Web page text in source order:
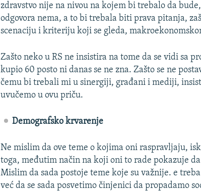
zdravstvo nije na nivou na kojem bi trebalo da
odgovora nema, a to bi trebala biti prava pitanja,
scenaciju i kriteriju koji se gleda,
Zašto neko u RS ne insistira na tome da se vidi sa
kupio 60 posto ni danas se ne zna. Zašto se ne
čemu bi trebali mi u sinergiji, građani i mediji,
uvučemo u ovu priču.
Demografsko krvarenje
Ne mislim da ove teme o kojima oni raspravljaju,
toga, međutim način na koji oni to rade pokazuje
Mislim da sada postoje teme koje su važnije. e
već da se sada posvetimo činjenici da propadamo